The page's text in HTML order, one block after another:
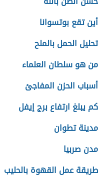
أين تقع بوتسوانا
تحليل الحمل بالملح
من هو سلطان العلماء
أسباب الحزن المفاجئ
كم يبلغ ارتفاع برج إيفل
مدينة تطوان
مدن صربيا
طريقة عمل القهوة بالحليب